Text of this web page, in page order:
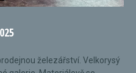
železářství. Velkorysý